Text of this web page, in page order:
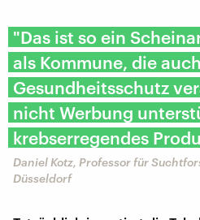
"Das ist so ein
als Kommune, die
Gesundheitsschutz
nicht Werbung
krebserregendes
Daniel Kotz, Professor für
Düsseldorf